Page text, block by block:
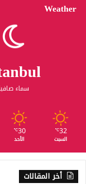
Weather
سماء
32
℃
السبت
30
℃
الأحد
أخر المقالات